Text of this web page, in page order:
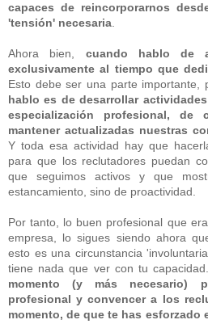
capaces de reincorporarnos
'tensión' necesaria
Ahora bien, cuando hablo de
exclusivamente al tiempo que
Esto debe ser una parte importante,
hablo es de desarrollar
especialización profesional,
mantener actualizadas nuestras
Y toda esa actividad hay que
para que los reclutadores puedan
que seguimos activos y que
estancamiento, sino de proactividad.
Por tanto, lo buen profesional que
empresa, lo sigues siendo ahora
esto es una circunstancia
tiene nada que ver con tu capacidad.
momento (y más necesario)
profesional y convencer a los
momento, de que te has esforzado